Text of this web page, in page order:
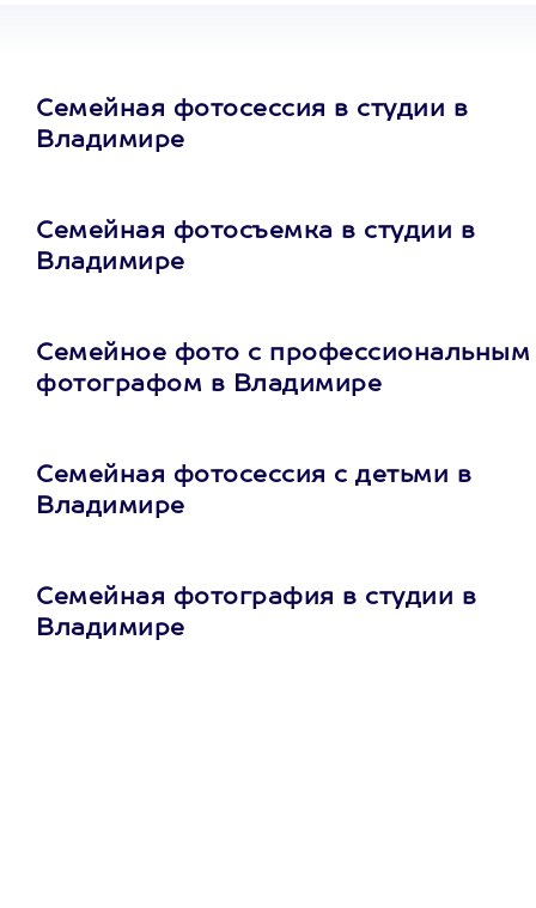
Семейная фотосессия в студии в
Владимире
Семейная фотосъемка в студии в
Владимире
Семейное фото с профессиональным
фотографом в Владимире
Семейная фотосессия с детьми в
Владимире
Семейная фотография в студии в
Владимире